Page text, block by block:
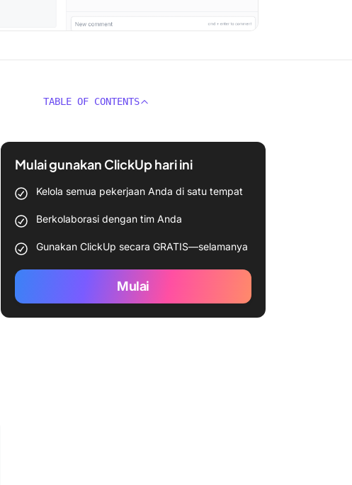
TABLE OF CONTENTS
Mulai gunakan ClickUp hari ini
Kelola semua pekerjaan Anda di satu tempat
Berkolaborasi dengan tim Anda
Gunakan ClickUp secara GRATIS—selamanya
Mulai